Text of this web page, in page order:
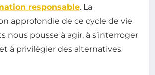
responsable. La
approfondie de ce cycle de vie
nous pousse à agir, à s’interroger
à privilégier des alternatives